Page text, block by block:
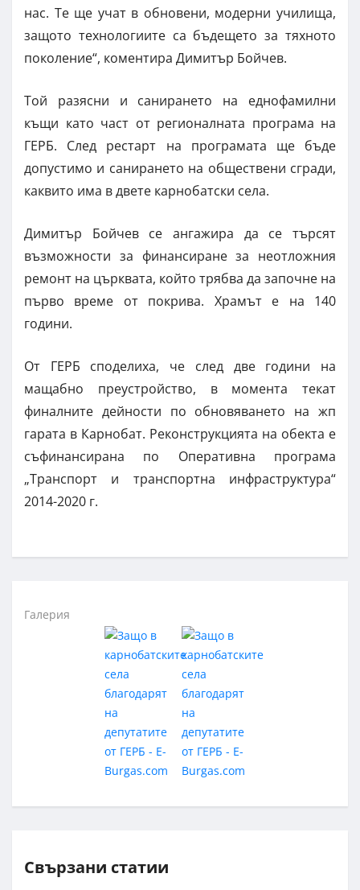
нас. Те ще учат в обновени, модерни училища,
защото технологиите са бъдещето за тяхното
поколение“, коментира Димитър Бойчев.
Той разясни и санирането на еднофамилни
къщи като част от регионалната програма на
ГЕРБ. След рестарт на програмата ще бъде
допустимо и санирането на обществени сгради,
каквито има в двете карнобатски села.
Димитър Бойчев се ангажира да се търсят
възможности за финансиране за неотложния
ремонт на църквата, който трябва да започне на
първо време от покрива. Храмът е на 140
години.
От ГЕРБ споделиха, че след две години на
мащабно преустройство, в момента текат
финалните дейности по обновяването на жп
гарата в Карнобат. Реконструкцията на обекта е
съфинансирана по Оперативна програма
„Транспорт и транспортна инфраструктура“
2014-2020 г.
Галерия
Свързани статии